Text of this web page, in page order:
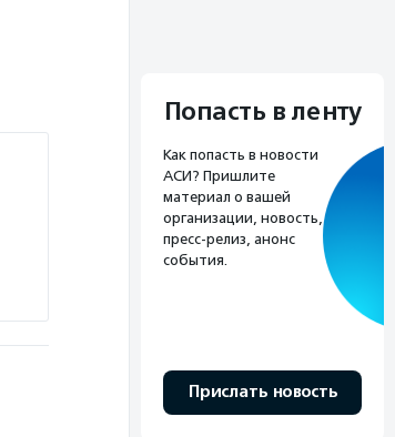
Попасть в ленту
Как попасть в новости
АСИ? Пришлите
материал о вашей
организации, новость,
пресс-релиз, анонс
события.
Прислать новость